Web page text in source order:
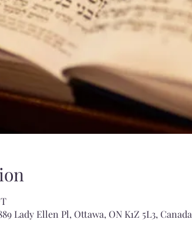
Lady Ellen Pl, Ottawa, ON K1Z 5L3, Canada